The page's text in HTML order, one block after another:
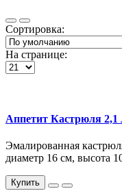
Сортировка:
На странице:
Аппетит Кастрюля 2,1
Эмалированная
диаметр 16 см, высота
Купить